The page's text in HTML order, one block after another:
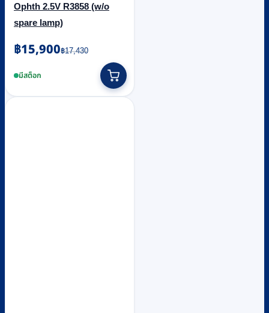
Ophth 2.5V R3858 (w/o
spare lamp)
฿17,430
Original
price
was:
฿15,900
Current
price
is:มีสต็อก